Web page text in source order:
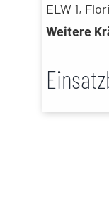
ELW 1,
Weitere